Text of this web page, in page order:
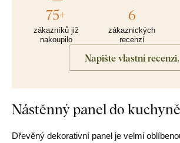
75+
zákazníků již
nakoupilo
6
zákaznických
recenzí
Napište vlastní recenzi.
Nástěnný panel do
Dřevěný dekorativní panel je velmi